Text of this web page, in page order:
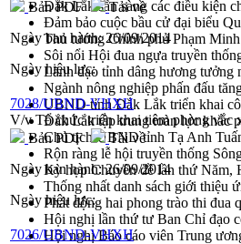
Đắk Lắk sẵn sàng các điều kiện
Đảm bảo cuộc bầu cử đại biểu
Thủ tướng Chính phủ Phạm
Sôi nổi Hội đua ngựa truyền
Lãnh đạo tỉnh dâng hương
Ngành nông nghiệp phấn đấu
UBND tỉnh Đắk Lắk triển khai
Đắk Lắk tập trung toàn lực khắc
Chủ tịch UBND tỉnh Tạ Anh
Rộn ràng lễ hội truyền thống
Kỳ họp Chuyên đề lần thứ
Thống nhất danh sách giới
Phát động hai phong trào thi đua
Hội nghị lần thứ tư Ban Chỉ đạo
Hội nghị Báo cáo viên Trung
Bản PDF
Tải về
Ngày ban hành:26/09/2014
Ngày hiệu lực:
7028/UBND-VHXH
V/v Tổ chức triển khai tiêm phòng vắc
Bản PDF
Tải về
Ngày ban hành:26/09/2014
Ngày hiệu lực:
7026/UBND-VHXH